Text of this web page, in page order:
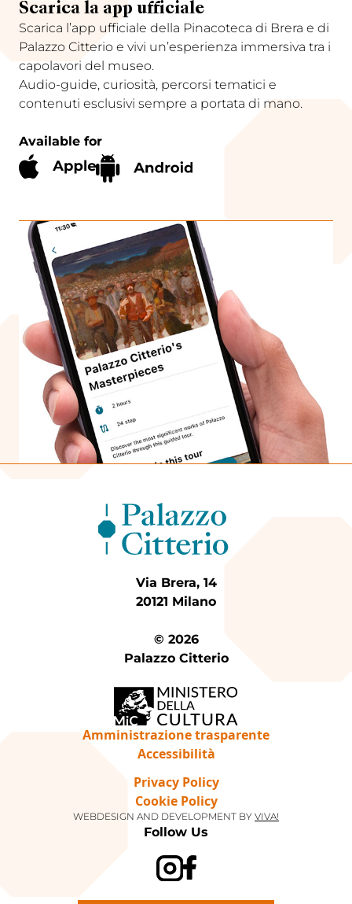
Scarica la app ufficiale
Scarica l’app ufficiale della Pinacoteca di Brera e di
Palazzo Citterio e vivi un’esperienza immersiva tra i
capolavori del museo.
Audio-guide, curiosità, percorsi tematici e
contenuti esclusivi sempre a portata di mano.
Available for
Via Brera, 14
20121 Milano
© 2026
Palazzo Citterio
Follow Us
Amministrazione trasparente
Accessibilità
Privacy Policy
Cookie Policy
WEBDESIGN AND DEVELOPMENT BY VIVA!